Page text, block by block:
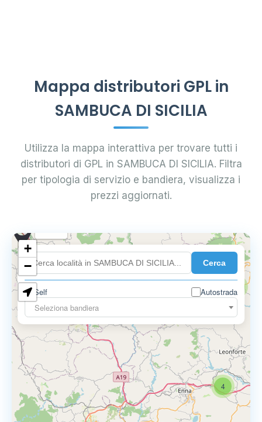
Mappa distributori GPL in
SAMBUCA DI SICILIA
Utilizza la mappa interattiva per trovare tutti i
distributori di GPL in SAMBUCA DI SICILIA. Filtra
per tipologia di servizio e bandiera, visualizza i
prezzi aggiornati.
Cerca
Self
Autostrada
Seleziona bandiera
4
+
−